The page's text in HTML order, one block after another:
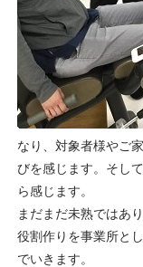
なり、対象者様やご
びを感じます。そし
ら感じます。
まだまだ未熟ではあ
役割作りを事業所と
でいきます。